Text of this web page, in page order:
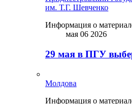
им. Т.Г. Шевченко
Информация о
мая 06 2026
29 мая в ПГУ
Молдова
Информация о